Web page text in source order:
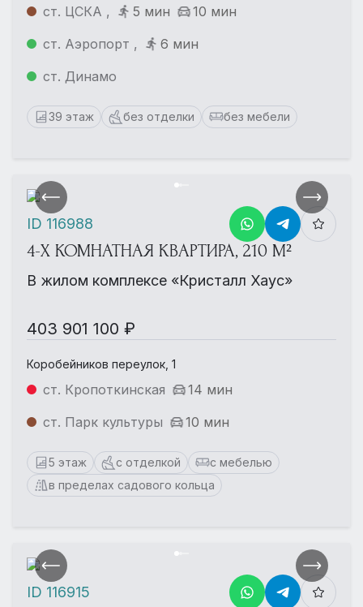
ст. ЦСКА , 5 мин
10 мин
ст. Аэропорт ,
6 мин
ст. Динамо
39 этаж без отделки без мебели
4-Х КОМНАТНАЯ КВАРТИРА, 210 М²
В жилом комплексе «Кристалл Хаус»
403 901 100 ₽
Коробейников переулок, 1
ст. Кропоткинская
14 мин
ст. Парк культуры
10 мин
5 этаж с отделкой
с мебелью
в пределах садового кольца
ID 116988
ID 116915